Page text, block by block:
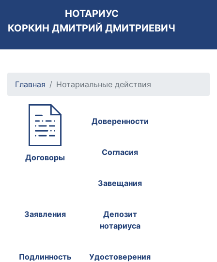
НОТАРИУС
КОРКИН ДМИТРИЙ ДМИТРИЕВИЧ
Главная Нотариальные действия
Договоры
Доверенности
Согласия
Завещания
Заявления
Депозит
нотариуса
Подлинность
Удостоверения